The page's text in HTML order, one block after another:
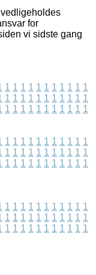
for
vi sidste gang
1 1 1 1 1 1 1 1 1 1 1
1 1 1 1 1 1 1 1 1 1 1
1 1 1 1 1 1 1 1 1 1 1
1 1 1 1 1 1 1 1 1 1 1
1 1 1 1 1 1 1 1 1 1 1
1 1 1 1 1 1 1 1 1 1 1
1 1 1 1 1 1 1 1 1 1 1
1 1 1 1 1 1 1 1 1 1 1
1 1 1 1 1 1 1 1 1 1 1